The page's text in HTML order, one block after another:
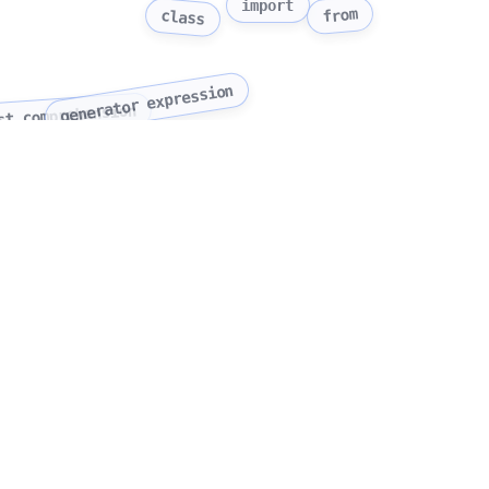
class
import from
comprehension
generator expression